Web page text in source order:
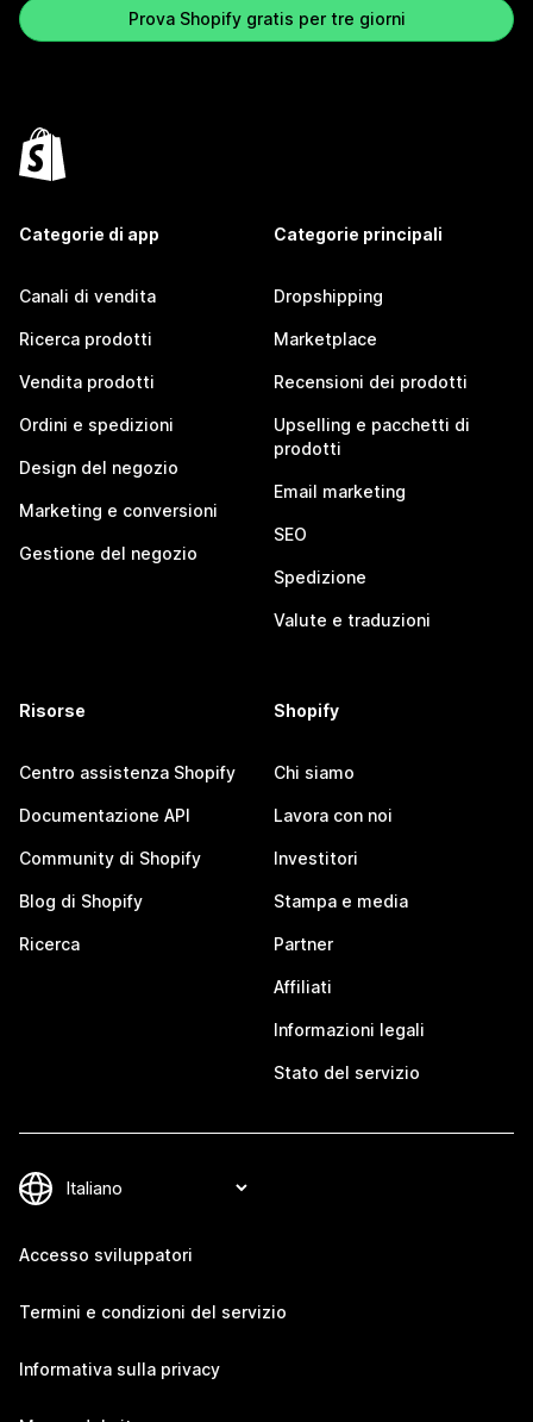
Prova Shopify gratis per tre giorni
Categorie di app
Canali di vendita
Ricerca prodotti
Vendita prodotti
Ordini e spedizioni
Design del negozio
Marketing e conversioni
Gestione del negozio
Categorie principali
Dropshipping
Marketplace
Recensioni dei prodotti
Upselling e pacchetti di
prodotti
Email marketing
SEO
Spedizione
Valute e traduzioni
Risorse
Centro assistenza Shopify
Documentazione API
Community di Shopify
Blog di Shopify
Ricerca
Shopify
Chi siamo
Lavora con noi
Investitori
Stampa e media
Partner
Affiliati
Informazioni legali
Stato del servizio
Accesso sviluppatori
Termini e condizioni del servizio
Informativa sulla privacy